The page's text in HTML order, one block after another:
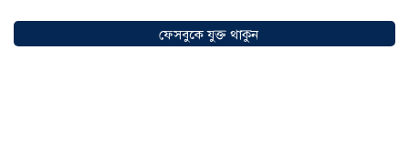
অগ্রযাত্রায় নতুন অধ্যায়, উদ্বোধন হলো ‘শিফা
মোহাম্মদিয়া ফিশারিজ’
০৫ আগস্ট ২০২৬
ফেসবুকে যুক্ত থাকুন